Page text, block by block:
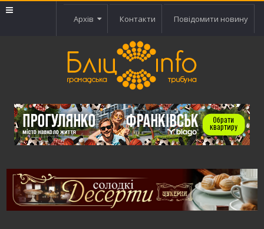
Архів Контакти Повідомити новину